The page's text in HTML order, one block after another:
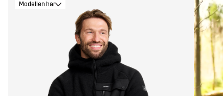
Modellen har